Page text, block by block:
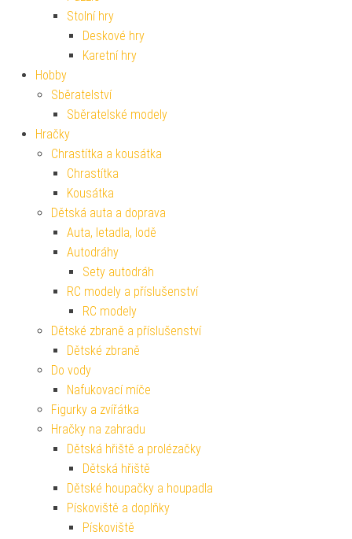
Stolní hry
Deskové hry
Karetní hry
Hobby
Sběratelství
Sběratelské modely
Hračky
Chrastítka a kousátka
Chrastítka
Kousátka
Dětská auta a doprava
Auta, letadla, lodě
Autodráhy
Sety autodráh
RC modely a příslušenství
RC modely
Dětské zbraně a příslušenství
Dětské zbraně
Do vody
Nafukovací míče
Figurky a zvířátka
Hračky na zahradu
Dětská hřiště a prolézačky
Dětská hřiště
Dětské houpačky a houpadla
Pískoviště a doplňky
Pískoviště